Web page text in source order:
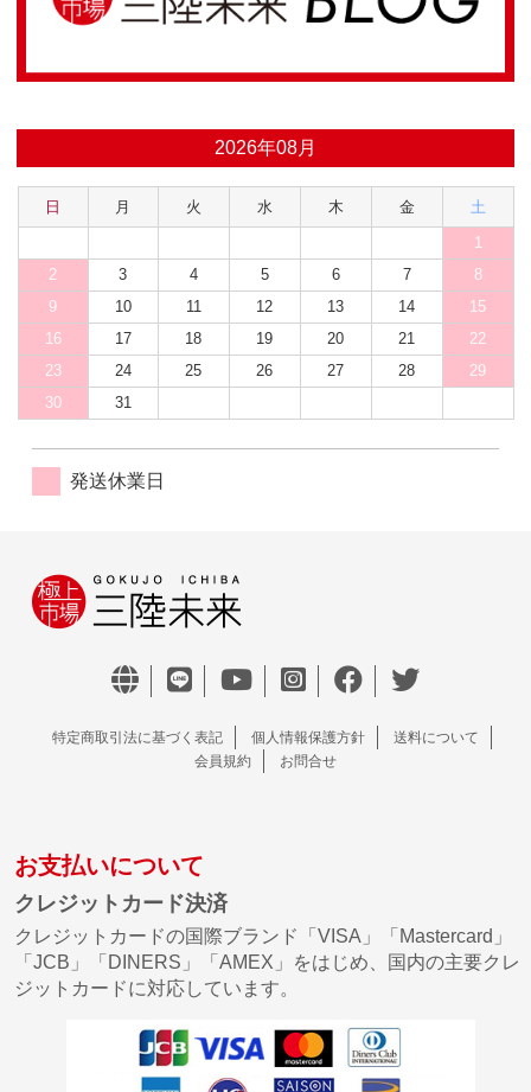
2026年08月
日 月 火 水 木 金
土
1
2
3 4 5 6 7
8
9
10 11 12 13 14
15
16
17 18 19 20 21
22
23
24 25 26 27 28
29
30
31
発送休業日
特定商取引法に基づく表記 個人情報保護方針
送料について
会員規約
お問合せ
お支払いについて
クレジットカード決済
クレジットカードの国際ブランド「VISA」「Mastercard」
「JCB」「DINERS」「AMEX」をはじめ、国内の主要クレ
ジットカードに対応しています。